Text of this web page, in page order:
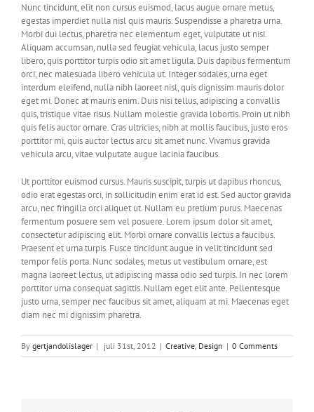
Nunc tincidunt, elit non cursus euismod, lacus augue ornare metus,
egestas imperdiet nulla nisl quis mauris. Suspendisse a pharetra urna.
Morbi dui lectus, pharetra nec elementum eget, vulputate ut nisi.
Aliquam accumsan, nulla sed feugiat vehicula, lacus justo semper
libero, quis porttitor turpis odio sit amet ligula. Duis dapibus fermentum
orci, nec malesuada libero vehicula ut. Integer sodales, urna eget
interdum eleifend, nulla nibh laoreet nisl, quis dignissim mauris dolor
eget mi. Donec at mauris enim. Duis nisi tellus, adipiscing a convallis
quis, tristique vitae risus. Nullam molestie gravida lobortis. Proin ut nibh
quis felis auctor ornare. Cras ultricies, nibh at mollis faucibus, justo eros
porttitor mi, quis auctor lectus arcu sit amet nunc. Vivamus gravida
vehicula arcu, vitae vulputate augue lacinia faucibus.
Ut porttitor euismod cursus. Mauris suscipit, turpis ut dapibus rhoncus,
odio erat egestas orci, in sollicitudin enim erat id est. Sed auctor gravida
arcu, nec fringilla orci aliquet ut. Nullam eu pretium purus. Maecenas
fermentum posuere sem vel posuere. Lorem ipsum dolor sit amet,
consectetur adipiscing elit. Morbi ornare convallis lectus a faucibus.
Praesent et urna turpis. Fusce tincidunt augue in velit tincidunt sed
tempor felis porta. Nunc sodales, metus ut vestibulum ornare, est
magna laoreet lectus, ut adipiscing massa odio sed turpis. In nec lorem
porttitor urna consequat sagittis. Nullam eget elit ante. Pellentesque
justo urna, semper nec faucibus sit amet, aliquam at mi. Maecenas eget
diam nec mi dignissim pharetra.
By gertjandolislager | juli 31st, 2012 | Creative Design | 0 Comments